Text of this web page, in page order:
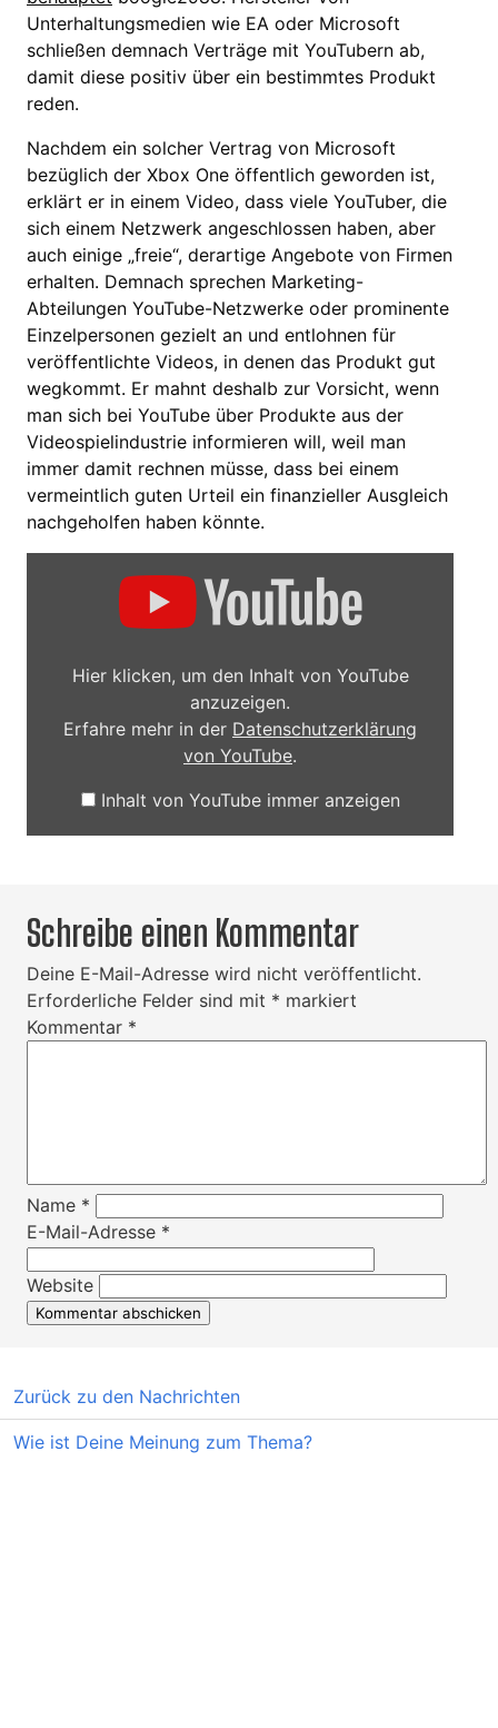
Unterhaltungsmedien wie EA oder Microsoft
schließen demnach Verträge mit YouTubern ab,
damit diese positiv über ein bestimmtes Produkt
reden.
Nachdem ein solcher Vertrag von Microsoft
bezüglich der Xbox One öffentlich geworden ist,
erklärt er in einem Video, dass viele YouTuber, die
sich einem Netzwerk angeschlossen haben, aber
auch einige „freie“, derartige Angebote von Firmen
erhalten. Demnach sprechen Marketing-
Abteilungen YouTube-Netzwerke oder prominente
Einzelpersonen gezielt an und entlohnen für
veröffentlichte Videos, in denen das Produkt gut
wegkommt. Er mahnt deshalb zur Vorsicht, wenn
man sich bei YouTube über Produkte aus der
Videospielindustrie informieren will, weil man
immer damit rechnen müsse, dass bei einem
vermeintlich guten Urteil ein finanzieller Ausgleich
nachgeholfen haben könnte.
Hier klicken, um den Inhalt von YouTube
anzuzeigen.
Erfahre mehr in der Datenschutzerklärung
von YouTube.
Inhalt von YouTube immer anzeigen
Schreibe einen Kommentar
Deine E-Mail-Adresse wird nicht veröffentlicht.
Erforderliche Felder sind mit * markiert
Kommentar *
Name *
E-Mail-Adresse *
Website
Zurück zu den Nachrichten
Wie ist Deine Meinung zum Thema?